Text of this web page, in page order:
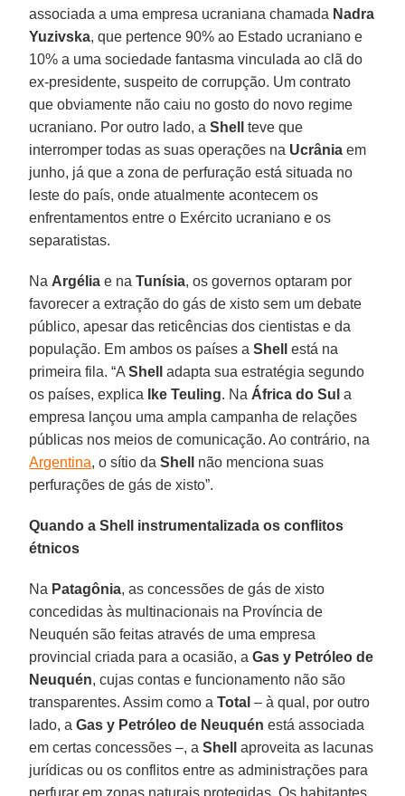
associada a uma empresa ucraniana chamada Nadra
Yuzivska, que pertence 90% ao Estado ucraniano e
10% a uma sociedade fantasma vinculada ao clã do
ex-presidente, suspeito de corrupção. Um contrato
que obviamente não caiu no gosto do novo regime
ucraniano. Por outro lado, aShell
teve que
interromper todas as suas operações na Ucrânia em
junho, já que a zona de perfuração está situada no
leste do país, onde atualmente acontecem os
enfrentamentos entre o Exército ucraniano e os
separatistas.
Na Argélia e naTunísia, os governos optaram por
favorecer a extração do gás de xisto sem um debate
público, apesar das reticências dos cientistas e da
população. Em ambos os países aShell
está na
primeira fila. “AShell
adapta sua estratégia segundo
os países, explica
Ike Teuling. Na África do Sul a
empresa lançou uma ampla campanha de relações
públicas nos meios de comunicação. Ao contrário, na
Argentina, o sítio daShell
não menciona suas
perfurações de gás de xisto”.
Quando a Shell instrumentalizada os conflitos
étnicos
Na Patagônia, as concessões de gás de xisto
concedidas às multinacionais na Província de
Neuquén são feitas através de uma empresa
provincial criada para a ocasião, aGas y Petróleo de
Neuquén, cujas contas e funcionamento não são
transparentes. Assim como aTotal – à qual, por outro
lado, aGas y Petróleo de Neuquén está associada
em certas concessões –, aShell
aproveita as lacunas
jurídicas ou os conflitos entre as administrações para
perfurar em zonas naturais protegidas. Os habitantes